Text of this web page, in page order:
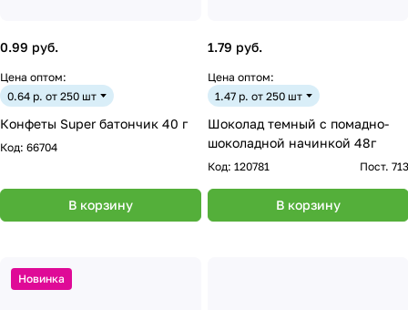
0.99 руб.
Цена оптом:
0.64 р. от 250 шт
Конфеты Super батончик 40 г
Код: 66704
В корзину
1.79 руб.
Цена оптом:
1.47 р. от 250 шт
Шоколад темный с помадно-
шоколадной начинкой 48г
Код: 120781 Пост. 713
В корзину
Новинка